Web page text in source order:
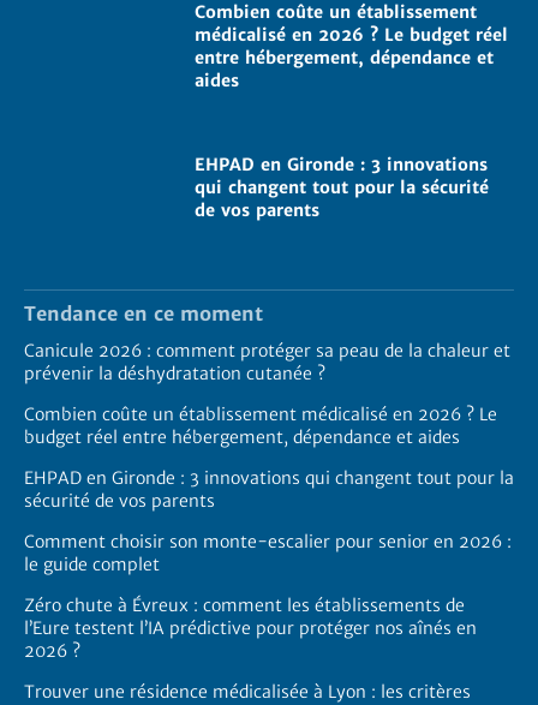
Combien coûte un établissement
médicalisé en 2026 ? Le budget réel
entre hébergement, dépendance et
aides
EHPAD en Gironde : 3 innovations
qui changent tout pour la sécurité
de vos parents
Tendance en ce moment
Canicule 2026 : comment protéger sa peau de la chaleur et
prévenir la déshydratation cutanée ?
Combien coûte un établissement médicalisé en 2026 ? Le
budget réel entre hébergement, dépendance et aides
EHPAD en Gironde : 3 innovations qui changent tout pour la
sécurité de vos parents
Comment choisir son monte-escalier pour senior en 2026 :
le guide complet
Zéro chute à Évreux : comment les établissements de
l’Eure testent l’IA prédictive pour protéger nos aînés en
2026 ?
Trouver une résidence médicalisée à Lyon : les critères